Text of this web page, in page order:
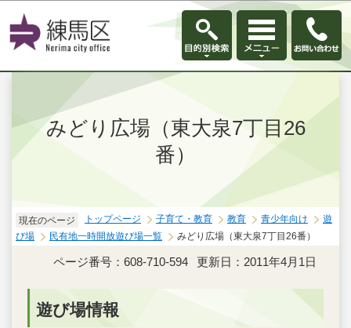
このページの本文へ移動
みどり広場（東大泉7丁目26
番）
現在のページ トップページ 子育て・教育 教育 青少年向け
遊
び場
民有地一時開放遊び場一覧 みどり広場（東大泉7丁目26番）
ページ番号：608-710-594 更新日：2011年4月1日
遊び場情報